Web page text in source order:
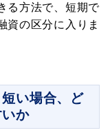
る方法で、短期で
資の区分に入りま
い場合、ど
か